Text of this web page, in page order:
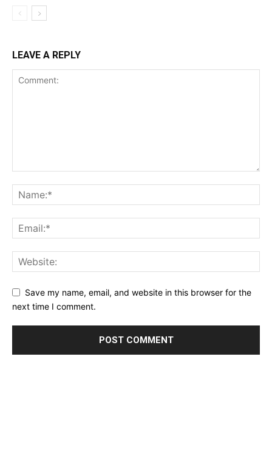
LEAVE A REPLY
Save my name, email, and website in this browser for the
next time I comment.